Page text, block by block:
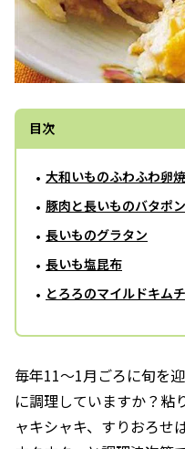
目次
大和いものふわふわ卵
豚肉と長いものバタポ
長いものグラタン
長いも塩昆布
とろろのマイルドキム
毎年11～1月ごろに旬を
に調理していますか？粘
ャキシャキ、すりおろせ